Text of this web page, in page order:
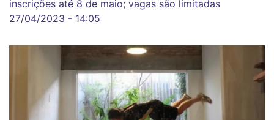
inscrições até 8 de maio; vagas são limitadas
27/04/2023 - 14:05